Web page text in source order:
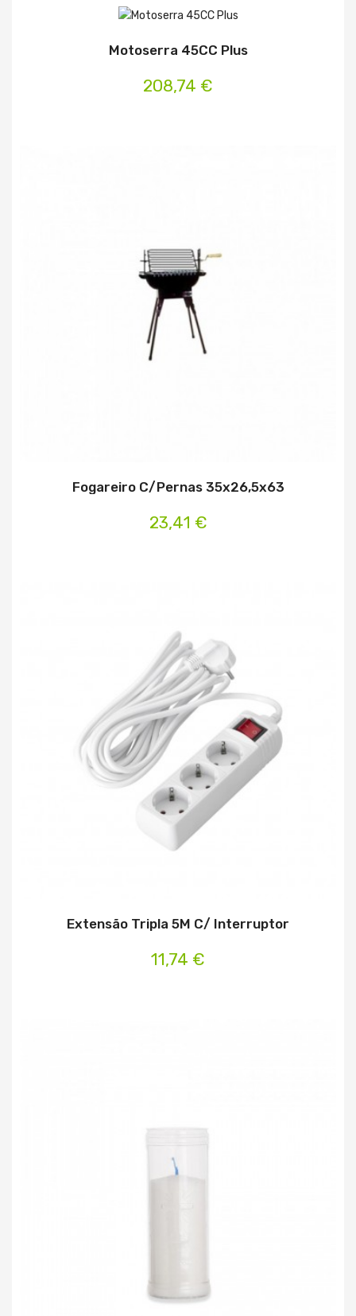
Motoserra 45CC Plus
208,74 €
Fogareiro C/Pernas 35x26,5x63
23,41 €
Extensão Tripla 5M C/ Interruptor
11,74 €